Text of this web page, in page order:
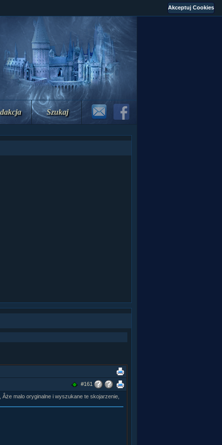
Szukaj
#161
malo oryginalne i wyszukane te skojarzenie,